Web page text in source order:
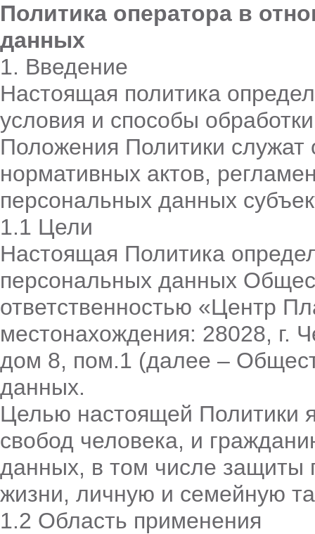
Политика оператора в
данных
1. Введение
Настоящая политика
условия и способы
Положения Политики служат
нормативных актов,
персональных данных
1.1 Цели
Настоящая Политика
персональных данных
ответственностью «Центр
местонахождения: 28028, г.
дом 8, пом.1 (далее –
данных.
Целью настоящей Политики
свобод человека, и
данных, в том числе защиты
жизни, личную и семейную
1.2 Область применения